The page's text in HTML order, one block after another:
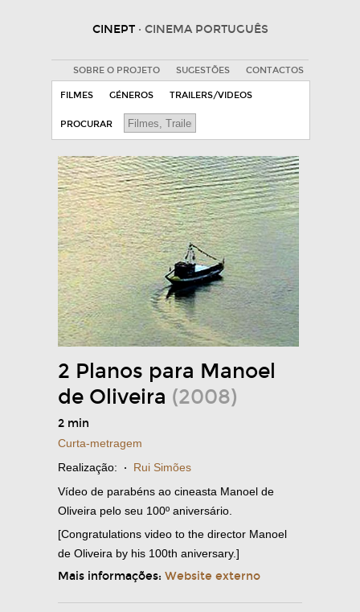
CINEPT · CINEMA PORTUGUÊS
SOBRE O PROJETO SUGESTÕES CONTACTOS
FILMES GÉNEROS TRAILERS/VIDEOS
PROCURAR
2 Planos para Manoel
de Oliveira (2008)
2 min
Curta-metragem
Realização: · Rui Simões
Vídeo de parabéns ao cineasta Manoel de
Oliveira pelo seu 100º aniversário.
[Congratulations video to the director Manoel
de Oliveira by his 100th aniversary.]
Mais informações: Website externo